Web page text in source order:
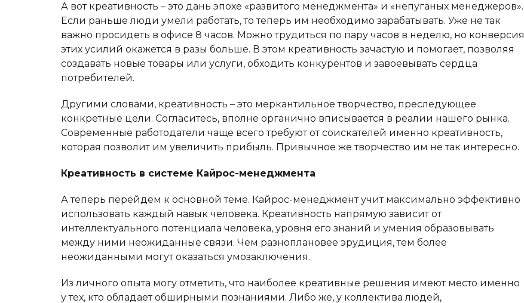
А вот креативность – это дань эпохе «развитого менеджмента» и «непуганых менеджеров».
Если раньше люди умели работать, то теперь им необходимо зарабатывать. Уже не так
важно просидеть в офисе 8 часов. Можно трудиться по пару часов в неделю, но конверсия
этих усилий окажется в разы больше. В этом креативность зачастую и помогает, позволяя
создавать новые товары или услуги, обходить конкурентов и завоевывать сердца
потребителей.
Другими словами, креативность – это меркантильное творчество, преследующее
конкретные цели. Согласитесь, вполне органично вписывается в реалии нашего рынка.
Современные работодатели чаще всего требуют от соискателей именно креативность,
которая позволит им увеличить прибыль. Привычное же творчество им не так интересно.
Креативность в системе Кайрос-менеджмента
А теперь перейдем к основной теме. Кайрос-менеджмент учит максимально эффективно
использовать каждый навык человека. Креативность напрямую зависит от
интеллектуального потенциала человека, уровня его знаний и умения образовывать
между ними неожиданные связи. Чем разноплановее эрудиция, тем более
неожиданными могут оказаться умозаключения.
Из личного опыта могу отметить, что наиболее креативные решения имеют место именно
у тех, кто обладает обширными познаниями. Либо же, у коллектива людей,